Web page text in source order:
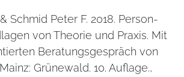
Schmid Peter F. 2018. Person-
von Theorie und Praxis. Mit
Beratungsgespräch von
Grünewald. 10. Auflage.,